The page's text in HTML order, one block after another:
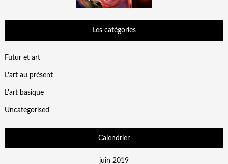
Les catégories
Futur et art
L'art au présent
L'art basique
Uncategorised
Calendrier
juin 2019